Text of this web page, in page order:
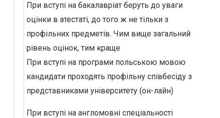
При вступі на бакалавріат беруть до уваги
оцінки в атестаті, до того ж не тільки з
профільних предметів. Чим вище загальний
рівень оцінок, тим краще
При вступі на програми польською мовою
кандидати проходять профільну співбесіду з
представниками університету (он-лайн)
При вступі на англомовні спеціальності